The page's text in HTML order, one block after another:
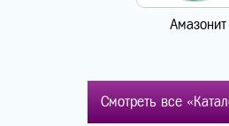
Амазонит
Смотреть все